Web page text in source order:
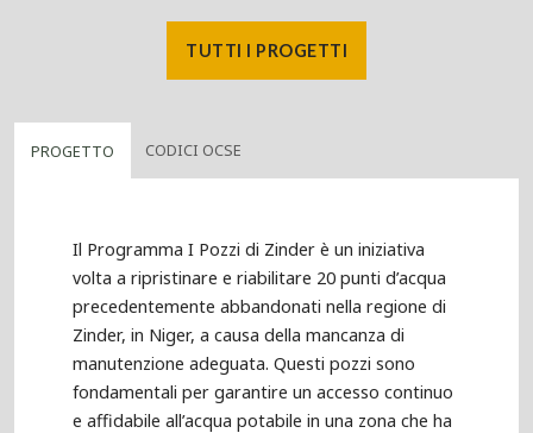
TUTTI I PROGETTI
PROGETTO CODICI OCSE
Il Programma I Pozzi di Zinder è un iniziativa
volta a ripristinare e riabilitare 20 punti d’acqua
precedentemente abbandonati nella regione di
Zinder, in Niger, a causa della mancanza di
manutenzione adeguata. Questi pozzi sono
fondamentali per garantire un accesso continuo
e affidabile all’acqua potabile in una zona che ha